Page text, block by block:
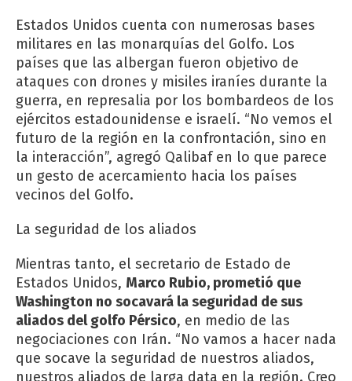
Estados Unidos cuenta con numerosas bases
militares en las monarquías del Golfo. Los
países que las albergan fueron objetivo de
ataques con drones y misiles iraníes durante la
guerra, en represalia por los bombardeos de los
ejércitos estadounidense e israelí. “No vemos el
futuro de la región en la confrontación, sino en
la interacción”, agregó Qalibaf en lo que parece
un gesto de acercamiento hacia los países
vecinos del Golfo.
La seguridad de los aliados
Mientras tanto, el secretario de Estado de
Estados Unidos, Marco Rubio, prometió que
Washington no socavará la seguridad de sus
aliados del golfo Pérsico, en medio de las
negociaciones con Irán. “No vamos a hacer nada
que socave la seguridad de nuestros aliados,
nuestros aliados de larga data en la región. Creo